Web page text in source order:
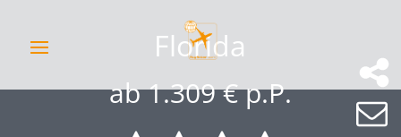
Florida
ab 1.309 € p.P.